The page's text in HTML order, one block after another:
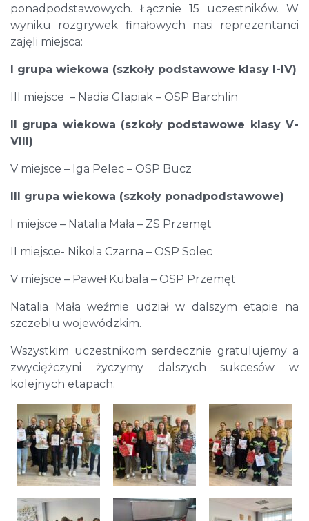
ponadpodstawowych. Łącznie 15 uczestników. W
wyniku rozgrywek finałowych nasi reprezentanci
zajęli miejsca:
I grupa wiekowa (szkoły podstawowe klasy I-IV)
III miejsce – Nadia Glapiak – OSP Barchlin
II grupa wiekowa (szkoły podstawowe klasy V-
VIII)
V miejsce – Iga Pelec – OSP Bucz
III grupa wiekowa (szkoły ponadpodstawowe)
I miejsce – Natalia Mała – ZS Przemęt
II miejsce- Nikola Czarna – OSP Solec
V miejsce – Paweł Kubala – OSP Przemęt
Natalia Mała weźmie udział w dalszym etapie na
szczeblu wojewódzkim.
Wszystkim uczestnikom serdecznie gratulujemy a
zwyciężczyni życzymy dalszych sukcesów w
kolejnych etapach.